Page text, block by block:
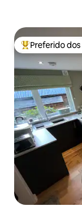
Entre os
Preferido